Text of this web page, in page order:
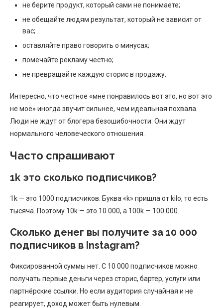
не берите продукт, который сами не понимаете;
не обещайте людям результат, который не зависит от
вас;
оставляйте право говорить о минусах;
помечайте рекламу честно;
не превращайте каждую сторис в продажу.
Интересно, что честное «мне понравилось вот это, но вот это
не моё» иногда звучит сильнее, чем идеальная похвала.
Люди не ждут от блогера безошибочности. Они ждут
нормального человеческого отношения.
Часто спрашивают
1k это сколько подписчиков?
1k — это 1000 подписчиков. Буква «k» пришла от kilo, то есть
тысяча. Поэтому 10k — это 10 000, а 100k — 100 000.
Сколько денег вы получите за 10 000
подписчиков в Instagram?
Фиксированной суммы нет. С 10 000 подписчиков можно
получать первые деньги через сторис, бартер, услуги или
партнёрские ссылки. Но если аудитория случайная и не
реагирует, доход может быть нулевым.